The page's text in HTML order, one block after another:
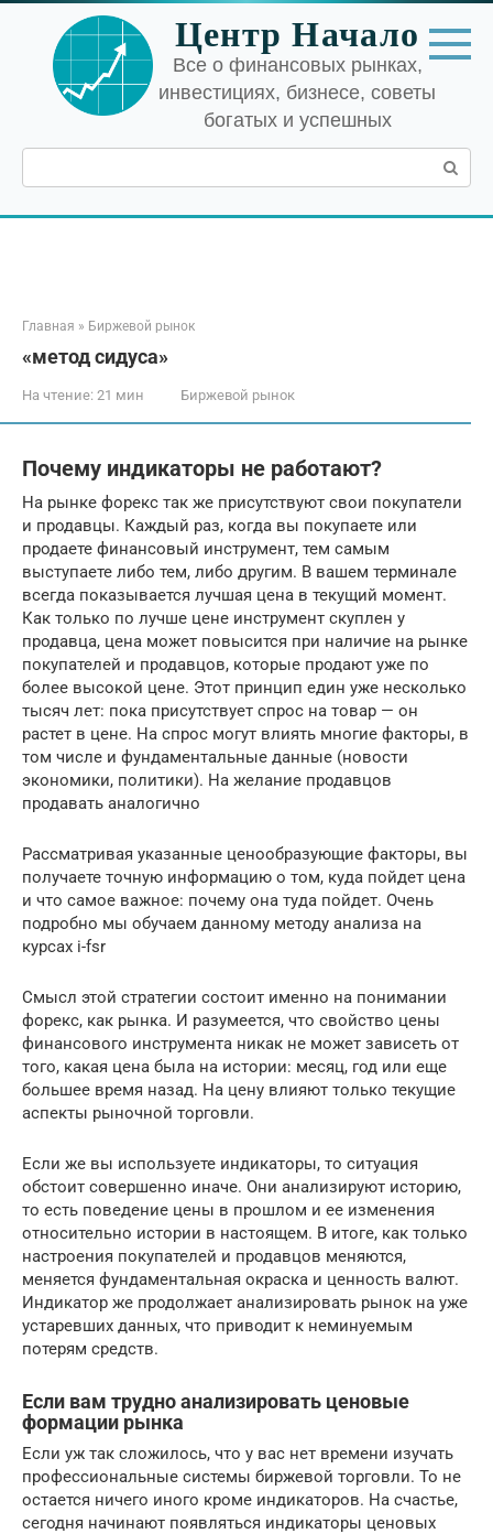
Перейти
контенту
Центр Начало
Все о финансовых рынках,
инвестициях, бизнесе, советы
богатых и успешных
Поиск:
Главная » Биржевой рынок
«метод сидуса»
На чтение: 21 мин Биржевой рынок
Почему индикаторы не работают?
На рынке форекс так же присутствуют свои покупатели
и продавцы. Каждый раз, когда вы покупаете или
продаете финансовый инструмент, тем самым
выступаете либо тем, либо другим. В вашем терминале
всегда показывается лучшая цена в текущий момент.
Как только по лучше цене инструмент скуплен у
продавца, цена может повысится при наличие на рынке
покупателей и продавцов, которые продают уже по
более высокой цене. Этот принцип един уже несколько
тысяч лет: пока присутствует спрос на товар — он
растет в цене. На спрос могут влиять многие факторы, в
том числе и фундаментальные данные (новости
экономики, политики). На желание продавцов
продавать аналогично
Рассматривая указанные ценообразующие факторы, вы
получаете точную информацию о том, куда пойдет цена
и что самое важное: почему она туда пойдет. Очень
подробно мы обучаем данному методу анализа на
курсах i-fsr
Смысл этой стратегии состоит именно на понимании
форекс, как рынка. И разумеется, что свойство цены
финансового инструмента никак не может зависеть от
того, какая цена была на истории: месяц, год или еще
большее время назад. На цену влияют только текущие
аспекты рыночной торговли.
Если же вы используете индикаторы, то ситуация
обстоит совершенно иначе. Они анализируют историю,
то есть поведение цены в прошлом и ее изменения
относительно истории в настоящем. В итоге, как только
настроения покупателей и продавцов меняются,
меняется фундаментальная окраска и ценность валют.
Индикатор же продолжает анализировать рынок на уже
устаревших данных, что приводит к неминуемым
потерям средств.
Если вам трудно анализировать ценовые
формации рынка
Если уж так сложилось, что у вас нет времени изучать
профессиональные системы биржевой торговли. То не
остается ничего иного кроме индикаторов. На счастье,
сегодня начинают появляться индикаторы ценовых